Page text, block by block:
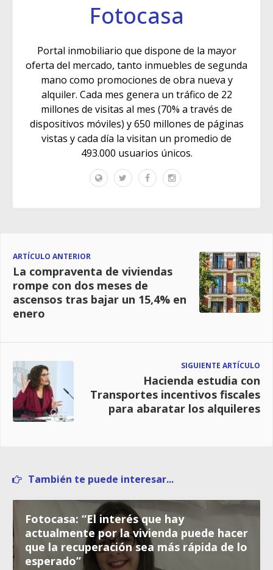
Fotocasa
Portal inmobiliario que dispone de la mayor
oferta del mercado, tanto inmuebles de segunda
mano como promociones de obra nueva y
alquiler. Cada mes genera un tráfico de 22
millones de visitas al mes (70% a través de
dispositivos móviles) y 650 millones de páginas
vistas y cada día la visitan un promedio de
493.000 usuarios únicos.
ARTÍCULO ANTERIOR
La compraventa de viviendas
rompe con dos meses de
ascensos tras bajar un 15,4% en
enero
SIGUIENTE ARTÍCULO
Hacienda estudia con
Transportes incentivos fiscales
para abaratar los alquileres
También te puede interesar...
Fotocasa: “El interés que hay
actualmente por la vivienda puede hacer
que la recuperación sea más rápida de lo
esperado”